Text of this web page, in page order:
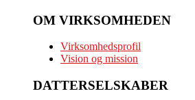
OM VIRKSOMHEDEN
Virksomhedsprofil
Vision og mission
DATTERSELSKABER